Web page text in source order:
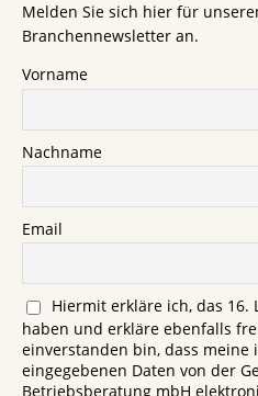
Melden Sie sich hier für
Branchennewsletter an.
Vorname
Nachname
Email
Hiermit erkläre ich, das 16.
haben und erkläre ebenfalls
einverstanden bin, dass meine
eingegebenen Daten von der
Betriebsberatung mbH